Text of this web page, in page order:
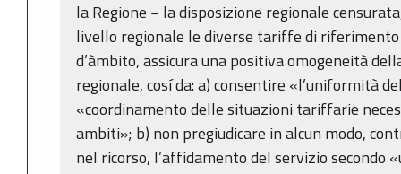
la Regione − la disposizione regionale
livello regionale le diverse tariffe di
d’àmbito, assicura una positiva omogeneità
regionale, cosí da: a) consentire «l’uniformità
«coordinamento delle situazioni tariffarie
ambiti»; b) non pregiudicare in alcun modo,
nel ricorso, l’affidamento del servizio secondo